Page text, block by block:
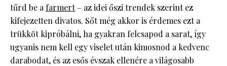
tűrd be a farmert– az idei őszi trendek szerint ez
kifejezetten divatos. Sőt még akkor is érdemes ezt a
trükköt kipróbálni, ha gyakran felcsapod a sarat, így
ugyanis nem kell egy viselet után kimosnod a kedvenc
darabodat, és az esős évszak ellenére a világosabb